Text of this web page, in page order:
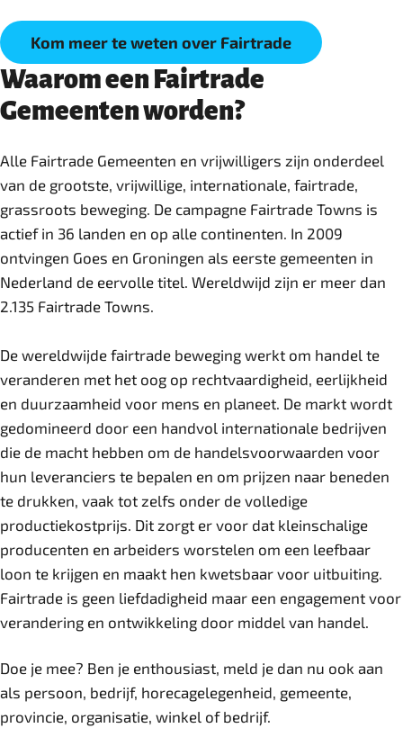
Kom meer te weten over Fairtrade
Waarom een Fairtrade
Gemeenten worden?
Alle Fairtrade Gemeenten en vrijwilligers zijn onderdeel
van de grootste, vrijwillige, internationale, fairtrade,
grassroots beweging. De campagne Fairtrade Towns is
actief in 36 landen en op alle continenten. In 2009
ontvingen Goes en Groningen als eerste gemeenten in
Nederland de eervolle titel. Wereldwijd zijn er meer dan
2.135 Fairtrade Towns.
De wereldwijde fairtrade beweging werkt om handel te
veranderen met het oog op rechtvaardigheid, eerlijkheid
en duurzaamheid voor mens en planeet. De markt wordt
gedomineerd door een handvol internationale bedrijven
die de macht hebben om de handelsvoorwaarden voor
hun leveranciers te bepalen en om prijzen naar beneden
te drukken, vaak tot zelfs onder de volledige
productiekostprijs. Dit zorgt er voor dat kleinschalige
producenten en arbeiders worstelen om een leefbaar
loon te krijgen en maakt hen kwetsbaar voor uitbuiting.
Fairtrade is geen liefdadigheid maar een engagement voor
verandering en ontwikkeling door middel van handel.
Doe je mee? Ben je enthousiast, meld je dan nu ook aan
als persoon, bedrijf, horecagelegenheid, gemeente,
provincie, organisatie, winkel of bedrijf.